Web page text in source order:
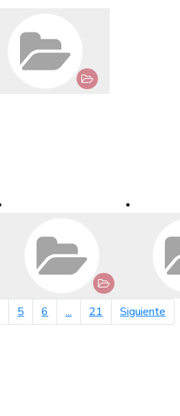
5 6 ... 21 Siguiente